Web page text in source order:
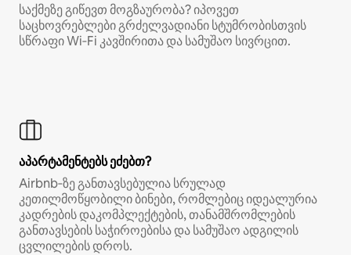
საქმეზე გიწევთ მოგზაურობა? იპოვეთ
საცხოვრებლები გრძელვადიანი სტუმრობისთვის
სწრაფი Wi‑Fi კავშირითა და სამუშაო სივრცით.
აპარტამენტებს ეძებთ?
Airbnb‑ზე განთავსებულია სრულად
კეთილმოწყობილი ბინები, რომლებიც იდეალურია
კადრების დაკომპლექტების, თანამშრომლების
განთავსების საჭიროებისა და სამუშაო ადგილის
ცვლილების დროს.